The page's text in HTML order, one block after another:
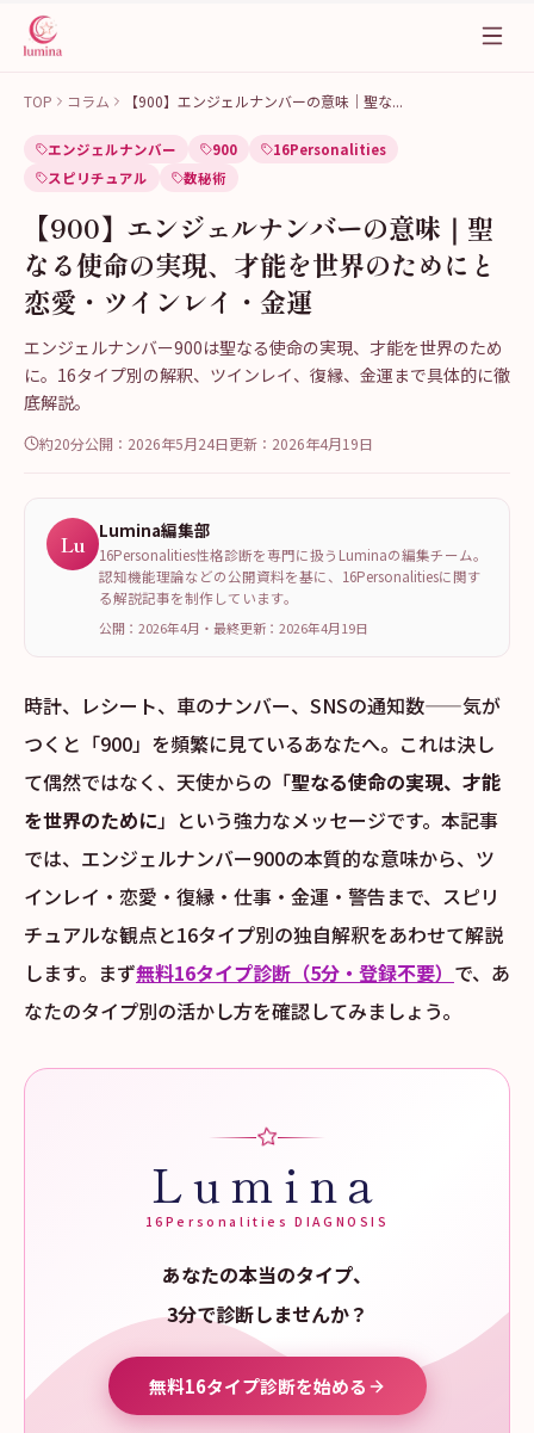
TOP コラム 【900】エンジェルナンバーの意味｜聖な...
エンジェルナンバー 900
16Personalities
スピリチュアル
数秘術
【900】エンジェルナンバーの意味｜聖
なる使命の実現、才能を世界のためにと
恋愛・ツインレイ・金運
エンジェルナンバー900は聖なる使命の実現、才能を世界のため
に。16タイプ別の解釈、ツインレイ、復縁、金運まで具体的に徹
底解説。
約20分公開： 2026年5月24日更新： 2026年4月19日
Lu Lumina編集部
16Personalities性格診断を専門に扱うLuminaの編集チーム。
認知機能理論などの公開資料を基に、16Personalitiesに関す
る解説記事を制作しています。
公開：2026年4月 ・ 最終更新： 2026年4月19日
時計、レシート、車のナンバー、SNSの通知数——気が
つくと「900」を頻繁に見ているあなたへ。これは決し
て偶然ではなく、天使からの「聖なる使命の実現、才能
を世界のために」という強力なメッセージです。本記事
では、エンジェルナンバー900の本質的な意味から、ツ
インレイ・恋愛・復縁・仕事・金運・警告まで、スピリ
チュアルな観点と16タイプ別の独自解釈をあわせて解説
します。まず無料16タイプ診断（5分・登録不要） で、あ
なたのタイプ別の活かし方を確認してみましょう。
Lumina
16Personalities DIAGNOSIS
あなたの本当のタイプ、
3分で診断しませんか？
無料16タイプ診断を始める